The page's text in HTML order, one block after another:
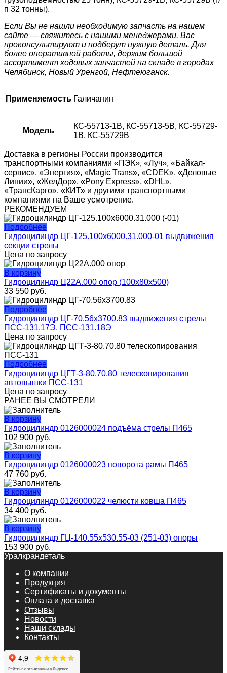
п 32 тонны).
Если Вы не нашли необходимую запчасть на нашем
сайте — свяжитесь с нашими менеджерами. Вас
проконсультируют и подберут нужную деталь. Для
более оперативной работы, держим большой
ассортимент ходовых запчастей на складе в городах
Челябинск, Новый Уренгой, Нефтеюганск.
Применяемость Галичанин
Модель
КС-55713-1В, КС-55713-5В, КС-55729-
1В, КС-55729В
Доставка в регионы России производится
транспортными компаниями «ПЭК», «Луч», «Байкал-
сервис», «Энергия», «Magic Trans», «CDEK», «Деловые
Линии», «ЖелДор», «Pony Express», «DHL»,
«ТрансКарго», «КИТ» и другими транспортными
компаниями на Ваше усмотрение.
РЕКОМЕНДУЕМ
Подробнее
Гидроцилиндр ЦГ-125.100х6000.31.000-01 выдвижения
секции стрелы
Цена по запросу
В корзину
Гидроцилиндр Ц22А.000 опор (100x80x500)
33 550 руб.
Подробнее
Гидроцилиндр ЦГ-70.56х3700.83 выдвижения стрелы
ПСС-131.17Э, ПСС-131.18Э
Цена по запросу
Подробнее
Гидроцилиндр ЦГТ-3-80.70.80 телескопирования
автовышки ПСС-131
Цена по запросу
РАНЕЕ ВЫ СМОТРЕЛИ
В корзину
Гидроцилиндр 0126000024 подъёма стрелы П465
102 900 руб.
В корзину
Гидроцилиндр 0126000023 поворота рамы П465
47 760 руб.
В корзину
Гидроцилиндр 0126000022 челюсти ковша П465
34 400 руб.
В корзину
Гидроцилиндр ГЦ-140.55х530.55-03 (251-03) опоры
153 900 руб.
Уралкрандеталь
О компании
Продукция
Сертификаты и документы
Оплата и доставка
Отзывы
Новости
Наши склады
Контакты